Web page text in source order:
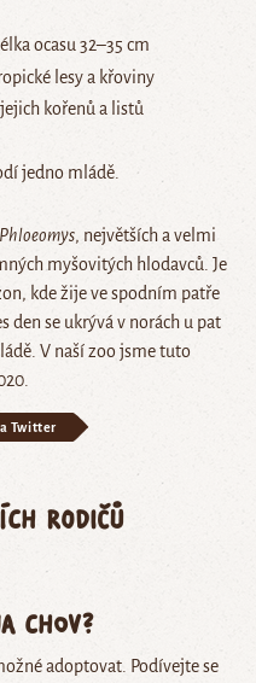
ocasu 32–35 cm
lesy a křoviny
kořenů a listů
jedno mládě.
Phloeomys, největších a velmi
myšovitých hlodavců. Je
kde žije ve spodním patře
den se ukrývá v norách u pat
V naší zoo jsme tuto
Twitter
rodičů
chov?
adoptovat. Podívejte se